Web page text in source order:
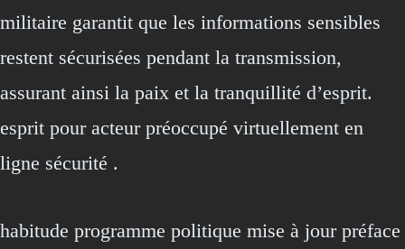
militaire garantit que les informations sensibles
restent sécurisées pendant la transmission,
assurant ainsi la paix et la tranquillité d’esprit.
esprit pour acteur préoccupé virtuellement en
ligne sécurité .
habitude programme politique mise à jour préface